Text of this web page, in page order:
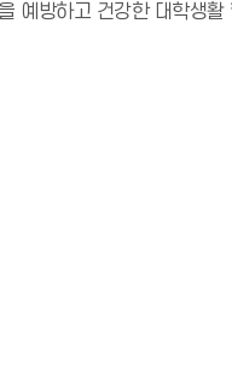
예방하고 건강한 대학생